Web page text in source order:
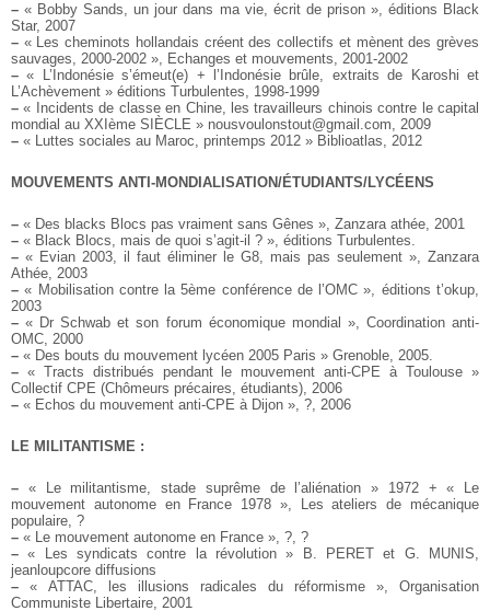
– « Bobby Sands, un jour dans ma vie, écrit de prison », éditions Black
Star, 2007
– « Les cheminots hollandais créent des collectifs et mènent des grèves
sauvages, 2000-2002 », Echanges et mouvements, 2001-2002
– « L’Indonésie s’émeut(e) + l’Indonésie brûle, extraits de Karoshi et
L’Achèvement » éditions Turbulentes, 1998-1999
– « Incidents de classe en Chine, les travailleurs chinois contre le capital
mondial au XXIème SIÈCLE » nousvoulonstout@gmail.com, 2009
– « Luttes sociales au Maroc, printemps 2012 » Biblioatlas, 2012
MOUVEMENTS ANTI-MONDIALISATION/ÉTUDIANTS/LYCÉENS
– « Des blacks Blocs pas vraiment sans Gênes », Zanzara athée, 2001
– « Black Blocs, mais de quoi s’agit-il ? », éditions Turbulentes.
– « Evian 2003, il faut éliminer le G8, mais pas seulement », Zanzara
Athée, 2003
– « Mobilisation contre la 5ème conférence de l’OMC », éditions t’okup,
2003
– « Dr Schwab et son forum économique mondial », Coordination anti-
OMC, 2000
– « Des bouts du mouvement lycéen 2005 Paris » Grenoble, 2005.
– « Tracts distribués pendant le mouvement anti-CPE à Toulouse »
Collectif CPE (Chômeurs précaires, étudiants), 2006
– « Echos du mouvement anti-CPE à Dijon », ?, 2006
LE MILITANTISME :
– « Le militantisme, stade suprême de l’aliénation » 1972 + « Le
mouvement autonome en France 1978 », Les ateliers de mécanique
populaire, ?
– « Le mouvement autonome en France », ?, ?
– « Les syndicats contre la révolution » B. PERET et G. MUNIS,
jeanloupcore diffusions
– « ATTAC, les illusions radicales du réformisme », Organisation
Communiste Libertaire, 2001